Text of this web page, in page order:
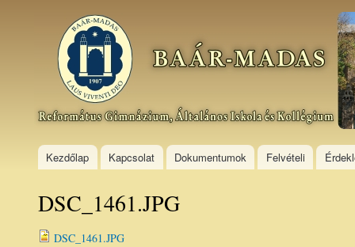
Baár–
Madas
Református
Gimnázium,
Általános
Kollégium
Kezdőlap Kapcsolat Dokumentumok Felvételi
DSC_1461.JPG
DSC_1461.JPG